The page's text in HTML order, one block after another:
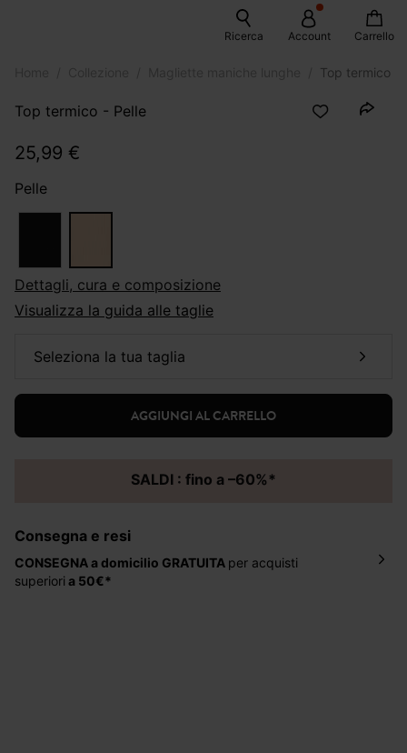
Ricerca Account Carrello
Top termico
Top termico - Pelle
25,99 €
Pelle
dettagli, cura e composizione
Visualizza la guida alle taglie
seleziona la tua taglia
AGGIUNGI AL CARRELLO
SALDI : fino a –60%*
Consegna e resi
CONSEGNA a domicilio GRATUITA per acquisti
superiori a 50€*